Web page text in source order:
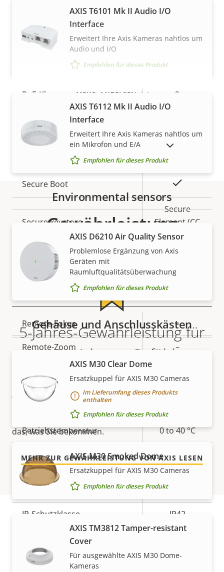
Eigentumsbeschreibung Eigentumswert
Audiounterstützung
Integriertes Mikrofon
Eigentumsbeschreibung Eigentumswert
PoE-Klasse 2
Security
Eigentumsbeschreibung Eigentumswert
Signiertes OS
Secure Boot
Secure keystore
Secure
Element (CC
EAL6+)
Axis Edge Vault
Eigentumsbeschreibung Eigentumswert
Remote-Fokus –
Remote-Zoom –
Integrierte IR-Beleuchtung
Lokaler Speicher
(Speicherkarteneinschub)
Betriebstemperatur 0 to 40 °C
Für den Außenbereich
geeignet
–
Vandalismus-Schutzklasse
IP-Schutzklasse IP42
Nachlackierungsgeeignet
MEHR ANZEIGEN
AXIS T6101 Mk II Audio I/O
Interface
Erweitert Ihre Axis Kameras nahtlos um
Audio und I/O
Empfohlen für dieses Produkt
AXIS T6112 Mk II Audio I/O
Interface
Erweitert Ihre Axis Kameras nahtlos um
ein Mikrofon und E/A
Empfohlen für dieses Produkt
Environmental sensors
AXIS D6210 Air Quality Sensor
Problemlose Ergänzung von Axis
Geräten mit
Raumluftqualitätsüberwachung
Empfohlen für dieses Produkt
Gehäuse und Anschlusskästen
AXIS M30 Clear Dome
Ersatzkuppel für AXIS M30 Cameras
Im Lieferumfang dieses Produkts
enthalten
Empfohlen für dieses Produkt
AXIS M30 Smoked Dome
Ersatzkuppel für AXIS M30 Cameras
Empfohlen für dieses Produkt
AXIS TM3812 Tamper-resistant
Cover
Für ausgewählte AXIS M30 Dome-
Kameras
AUSLAUFPRODUKTE ANZEIGEN
Gewährleistung
5-Jahres-Gewährleistung für
ein sicheres Gefühl
Unsere neue 5-jährige Gewährleistung bietet
jahrelangen störungsfreien Betrieb und Kontrolle
über Ihre Kosten. Es gibt keine Überraschungen im
Kleingedruckten – was wir versprechen, ist genau
das, was Sie bekommen.
MEHR ZUR GEWÄHRLEISTUNG VON AXIS LESEN
Artikelnummern